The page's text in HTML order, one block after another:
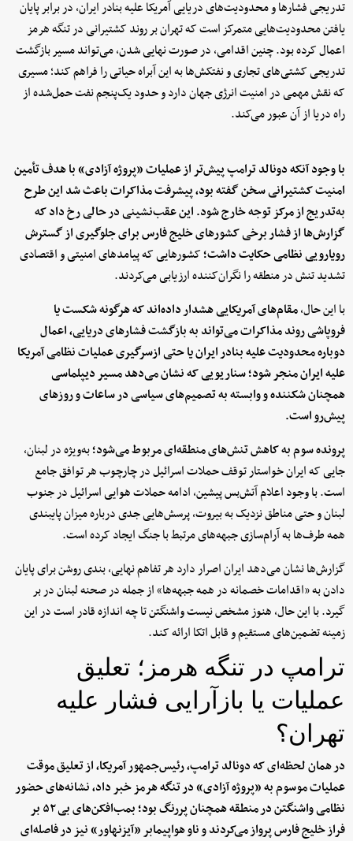
تدریجی فشارها و محدودیت‌های دریایی آمریکا علیه بنادر ایران، در برابر پایان
یافتن محدودیت‌هایی متمرکز است که تهران بر روند کشتیرانی در تنگه هرمز
اعمال کرده بود. چنین اقدامی، در صورت نهایی شدن، می‌تواند مسیر بازگشت
تدریجی کشتی‌های تجاری و نفتکش‌ها به این آبراه حیاتی را فراهم کند؛ مسیری
که نقش مهمی در امنیت انرژی جهان دارد و حدود یک‌پنجم نفت حمل‌شده از
راه دریا از آن عبور می‌کند.
با وجود آنکه دونالد ترامپ پیش‌تر از عملیات «پروژه آزادی» با هدف تأمین
امنیت کشتیرانی سخن گفته بود، پیشرفت مذاکرات باعث شد این طرح
به‌تدریج از مرکز توجه خارج شود. این عقب‌نشینی در حالی رخ داد که
گزارش‌ها از فشار برخی کشورهای خلیج فارس برای جلوگیری از گسترش
رویارویی نظامی حکایت داشت؛کشورهایی که پیامدهای امنیتی و اقتصادی
تشدید تنش در منطقه را نگران‌کننده ارزیابی می‌کردند.
با این حال،مقام‌های آمریکایی هشدار داده‌اند که هرگونه شکست یا
فروپاشی روند مذاکرات می‌تواند به بازگشت فشارهای دریایی، اعمال
دوباره محدودیت علیه بنادر ایران یا حتی ازسرگیری عملیات نظامی آمریکا
علیه ایران منجر شود؛ سناریویی که نشان می‌دهد مسیر دیپلماسی
همچنان شکننده و وابسته به تصمیم‌های سیاسی در ساعات و روزهای
پیش‌رو است.
پرونده سوم به کاهش تنش‌های منطقه‌ای مربوط می‌شود؛به‌ویژه در لبنان،
جایی که ایران خواستار توقف حملات اسرائیل در چارچوب هر توافق جامع
است. با وجود اعلام آتش‌بس پیشین، ادامه حملات هوایی اسرائیل در جنوب
لبنان و حتی مناطق نزدیک به بیروت، پرسش‌هایی جدی درباره میزان پایبندی
همه طرف‌ها به آرام‌سازی جبهه‌های مرتبط با جنگ ایجاد کرده است.
گزارش‌ها نشان می‌دهد ایران اصرار دارد هر تفاهم نهایی، بندی روشن برای پایان
دادن به «اقدامات خصمانه در همه جبهه‌ها» از جمله در صحنه لبنان در بر
گیرد. با این حال، هنوز مشخص نیست واشنگتن تا چه اندازه قادر است در این
زمینه تضمین‌های مستقیم و قابل اتکا ارائه کند.
ترامپ در تنگه هرمز؛ تعلیق
عملیات یا بازآرایی فشار علیه
تهران؟
در همان لحظه‌ای که دونالد ترامپ، رئیس‌جمهور آمریکا، از تعلیق موقت
عملیات موسوم به «پروژه آزادی» در تنگه هرمز خبر داد، نشانه‌های حضور
نظامی واشنگتن در منطقه همچنان پررنگ بود؛ بمب‌افکن‌های بی ۵۲ بر
فراز خلیج فارس پرواز می‌کردند و ناو هواپیمابر «آیزنهاور» نیز در فاصله‌ای